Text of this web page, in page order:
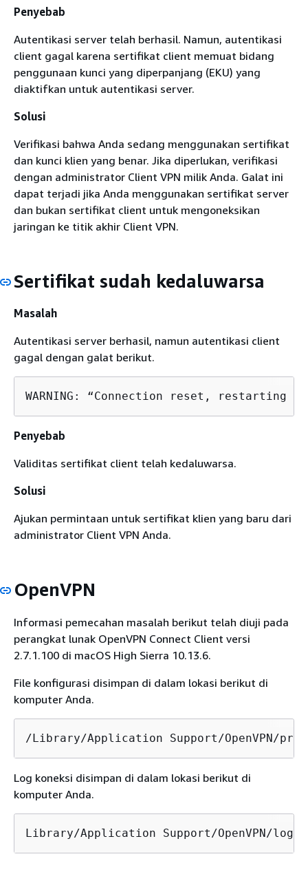
Penyebab
Autentikasi server telah berhasil. Namun, autentikasi
client gagal karena sertifikat client memuat bidang
penggunaan kunci yang diperpanjang (EKU) yang
diaktifkan untuk autentikasi server.
Solusi
Verifikasi bahwa Anda sedang menggunakan sertifikat
dan kunci klien yang benar. Jika diperlukan, verifikasi
dengan administrator Client VPN milik Anda. Galat ini
dapat terjadi jika Anda menggunakan sertifikat server
dan bukan sertifikat client untuk mengoneksikan
jaringan ke titik akhir Client VPN.
Sertifikat sudah kedaluwarsa
Masalah
Autentikasi server berhasil, namun autentikasi client
gagal dengan galat berikut.
WARNING: “Connection reset,
Penyebab
Validitas sertifikat client telah kedaluwarsa.
Solusi
Ajukan permintaan untuk sertifikat klien yang baru dari
administrator Client VPN Anda.
OpenVPN
Informasi pemecahan masalah berikut telah diuji pada
perangkat lunak OpenVPN Connect Client versi
2.7.1.100 di macOS High Sierra 10.13.6.
File konfigurasi disimpan di dalam lokasi berikut di
komputer Anda.
/Library/Application Support/OpenVPN/
Log koneksi disimpan di dalam lokasi berikut di
komputer Anda.
Library/Application Support/OpenVPN/log/